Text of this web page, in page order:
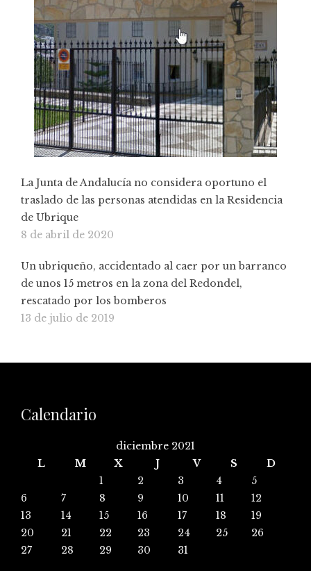
La Junta de Andalucía no considera oportuno el
traslado de las personas atendidas en la Residencia
de Ubrique
8 de abril de 2020
Un ubriqueño, accidentado al caer por un barranco
de unos 15 metros en la zona del Redondel,
rescatado por los bomberos
13 de julio de 2019
Calendario
diciembre 2021
L
M X J V S
D
1
2 3 4
5
6
7 8 9 10 11
12
13
14 15 16 17 18
19
20
21 22 23 24 25
26
27
28 29 30 31